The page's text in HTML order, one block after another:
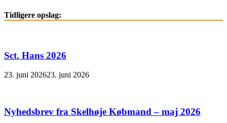
Tidligere opslag:
Sct. Hans 2026
23. juni 202623. juni 2026
Nyhedsbrev fra Skelhøje Købmand – maj 2026